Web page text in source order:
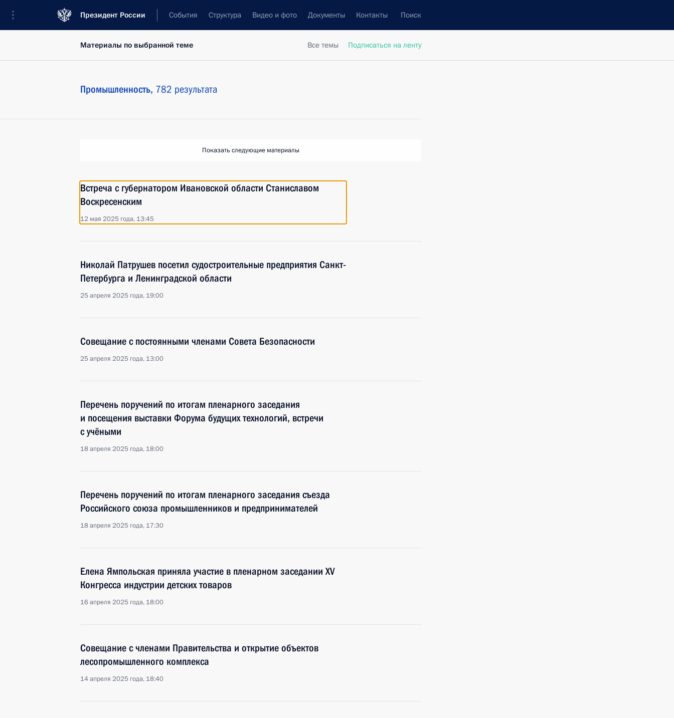
Президент России События Структура Видео и фото Документы Контакты Поиск
Все темы Подписаться на ленту
Материалы по выбранной теме
Промышленность, 782 результата
Показать следующие материалы
Встреча с губернатором Ивановской области Станиславом
Воскресенским
12 мая 2025 года, 13:45
Николай Патрушев посетил судостроительные предприятия Санкт-
Петербурга и Ленинградской области
25 апреля 2025 года, 19:00
Совещание с постоянными членами Совета Безопасности
25 апреля 2025 года, 13:00
Перечень поручений по итогам пленарного заседания
и посещения выставки Форума будущих технологий, встречи
с учёными
18 апреля 2025 года, 18:00
Перечень поручений по итогам пленарного заседания съезда
Российского союза промышленников и предпринимателей
18 апреля 2025 года, 17:30
Елена Ямпольская приняла участие в пленарном заседании XV
Конгресса индустрии детских товаров
16 апреля 2025 года, 18:00
Совещание с членами Правительства и открытие объектов
лесопромышленного комплекса
14 апреля 2025 года, 18:40